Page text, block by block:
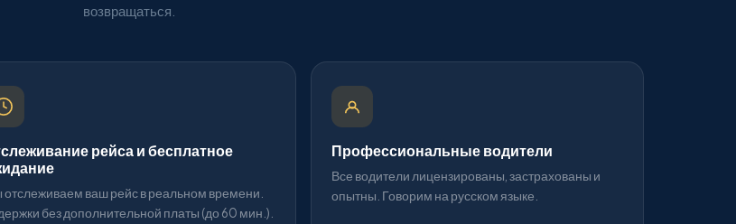
возвращаться.
рейса и бесплатное
ваш рейс в реальном времени.
без дополнительной платы (до 60 мин.).
Профессиональные водители
Все водители лицензированы, застрахованы и
опытны. Говорим на русском языке.